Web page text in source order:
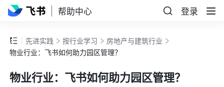
帮助中心 登录
先进实践 按行业学习
房地产与建筑行业
物业行业：飞书如何助力园区管理？
物业行业：飞书如何助力园区管理？